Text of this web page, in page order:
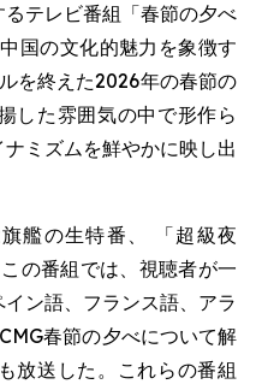
テレビ番組「春節の夕べ
国の文化的魅力を象徴す
を終えた2026年の春節の
した雰囲気の中で形作ら
ミズムを鮮やかに映し出
艦の生特番、 「超級夜
の番組では、視聴者が一
ン語、フランス語、アラ
春節の夕べについて解
放送した。これらの番組